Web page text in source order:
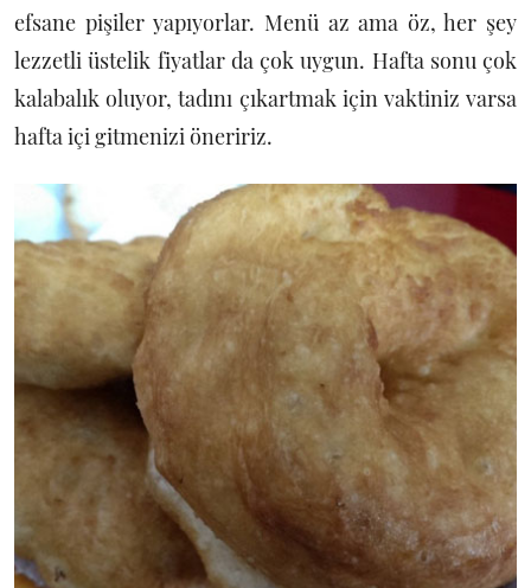
efsane pişiler yapıyorlar. Menü az ama öz, her şey
lezzetli üstelik fiyatlar da çok uygun. Hafta sonu çok
kalabalık oluyor, tadını çıkartmak için vaktiniz varsa
hafta içi gitmenizi öneririz.